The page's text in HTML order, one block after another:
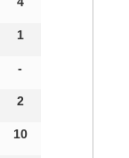
1
-
2
10